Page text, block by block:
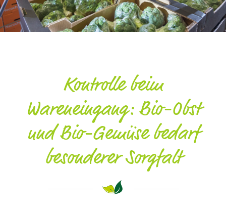
Kontrolle beim
Wareneingang: Bio-Obst
und Bio-Gemüse bedarf
besonderer Sorgfalt